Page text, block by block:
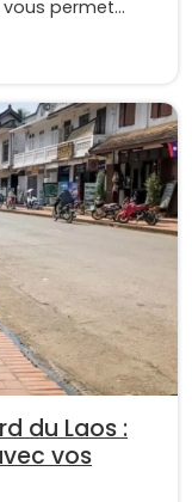
permet...
du Laos :
vos